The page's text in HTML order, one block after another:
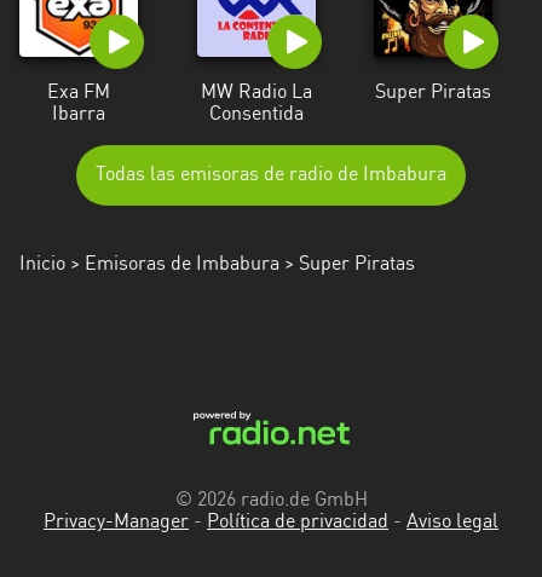
Exa FM
Ibarra
MW Radio La
Consentida
Super Piratas
Todas las emisoras de radio de Imbabura
Inicio > Emisoras de Imbabura > Super Piratas
© 2026 radio.de GmbH
Privacy-Manager - Política de privacidad - Aviso legal